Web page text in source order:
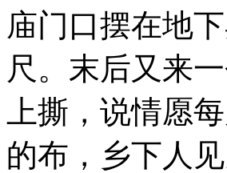
庙门口摆在地
尺。末后又来
上撕，说情愿
的布，乡下人